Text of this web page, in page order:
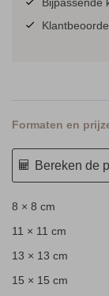
Bijpassende
Formaten en
Bereken de
8 × 8 cm
11 × 11 cm
13 × 13 cm
15 × 15 cm